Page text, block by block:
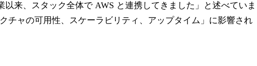
以来、スタック全体で AWS と連携してきました」と述べていま
チャの可用性、スケーラビリティ、アップタイム」に影響され